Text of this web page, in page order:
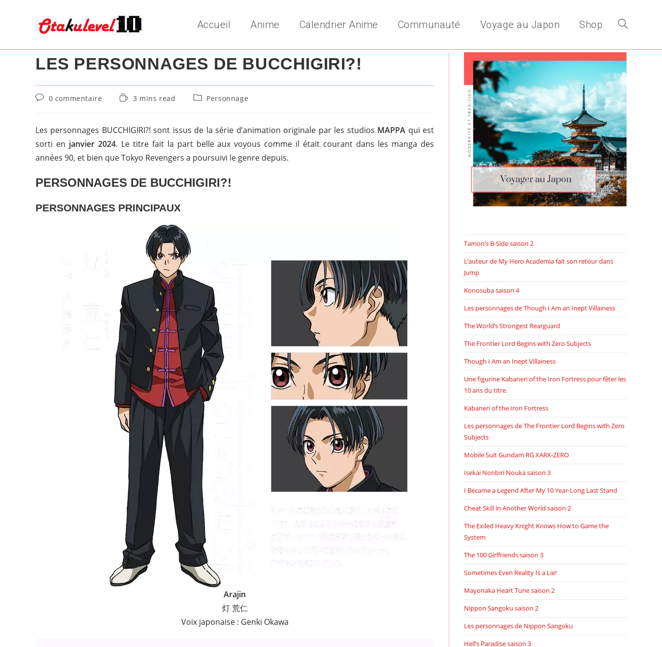
Accueil Anime Calendrier Anime Communauté Voyage au Japon Shop Toggle
website
search
LES PERSONNAGES DE BUCCHIGIRI?!
Commentaires
publication :
0 commentaire
Temps3 mins read
PostPersonnage
Les personnages BUCCHIGIRI?! sont issus de la série d’animation originale par les studios MAPPA qui est
sorti en janvier 2024. Le titre fait la part belle aux voyous comme il était courant dans les manga des
années 90, et bien que Tokyo Revengers a poursuivi le genre depuis.
PERSONNAGES DE BUCCHIGIRI?!
PERSONNAGES PRINCIPAUX
Arajin
灯 荒仁
Voix japonaise : Genki Okawa
Tamon’s B-Side saison 2
L’auteur de My Hero Academia fait son retour dans
Jump
Konosuba saison 4
Les personnages de Though I Am an Inept Villainess
The World’s Strongest Rearguard
The Frontier Lord Begins with Zero Subjects
Though I Am an Inept Villainess
Une figurine Kabaneri of the Iron Fortress pour fêter les
10 ans du titre.
Kabaneri of the Iron Fortress
Les personnages de The Frontier Lord Begins with Zero
Subjects
Mobile Suit Gundam RG XARX-ZERO
Isekai Nonbiri Nouka saison 3
I Became a Legend After My 10 Year-Long Last Stand
Cheat Skill in Another World saison 2
The Exiled Heavy Knight Knows How to Game the
System
The 100 Girlfriends saison 3
Sometimes Even Reality Is a Lie!
Mayonaka Heart Tune saison 2
Nippon Sangoku saison 2
Les personnages de Nippon Sangoku
Hell’s Paradise saison 3